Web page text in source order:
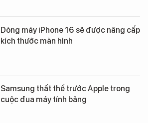
Dòng máy iPhone 16 sẽ được nâng cấp
kích thước màn hình
Samsung thất thế trước Apple trong
cuộc đua máy tính bảng